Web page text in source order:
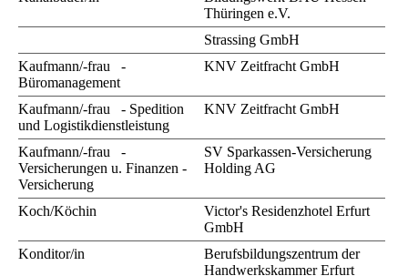
Thüringen e.V.
Strassing GmbH
Kaufmann/-frau -
Büromanagement
KNV Zeitfracht GmbH
Kaufmann/-frau - Spedition
und Logistikdienstleistung
KNV Zeitfracht GmbH
Kaufmann/-frau -
Versicherungen u. Finanzen -
Versicherung
SV Sparkassen-Versicherung
Holding AG
Koch/Köchin
Victor's Residenzhotel Erfurt
GmbH
Konditor/in
Berufsbildungszentrum der
Handwerkskammer Erfurt